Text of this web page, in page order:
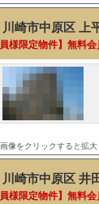
川崎市中原区 上
員様限定物件】無料
像をクリックすると拡大
川崎市中原区 井
員様限定物件】無料